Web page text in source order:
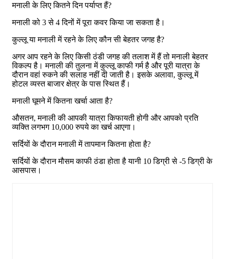
मनाली के लिए कितने दिन पर्याप्त हैं?
मनाली को 3 से 4 दिनों में पूरा कवर किया जा सकता है।
कुल्लू या मनाली में रहने के लिए कौन सी बेहतर जगह है?
अगर आप रहने के लिए किसी ठंडी जगह की तलाश में हैं तो मनाली बेहतर
विकल्प है। मनाली की तुलना में कुल्लू काफी गर्म है और पूरी यात्रा के
दौरान वहां रुकने की सलाह नहीं दी जाती है। इसके अलावा, कुल्लू में
होटल व्यस्त बाजार क्षेत्र के पास स्थित हैं।
मनाली घूमने में कितना खर्चा आता है?
औसतन, मनाली की आपकी यात्रा किफायती होगी और आपको प्रति
व्यक्ति लगभग 10,000 रुपये का खर्च आएगा।
सर्दियों के दौरान मनाली में तापमान कितना होता है?
सर्दियों के दौरान मौसम काफी ठंडा होता है यानी 10 डिग्री से -5 डिग्री के
आसपास।